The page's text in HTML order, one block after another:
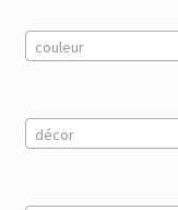
couleur
décor